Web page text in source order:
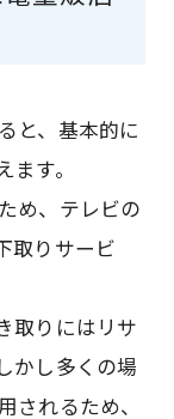
と、基本的に
す。
め、テレビの
取りサービ
取りにはリサ
かし多くの場
されるため、